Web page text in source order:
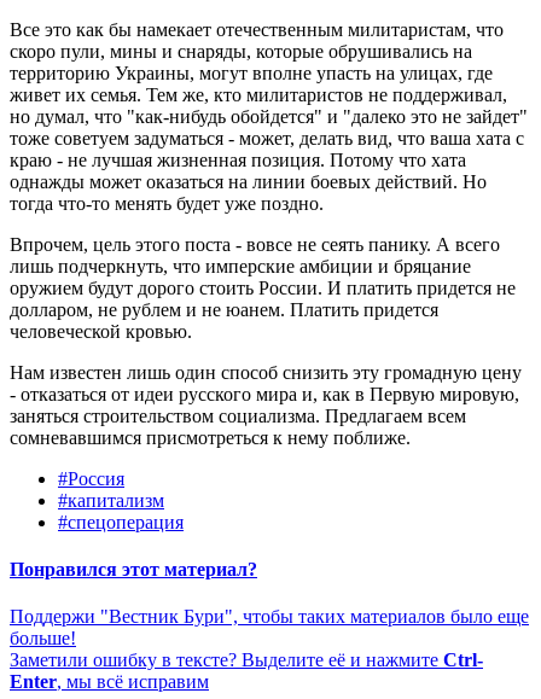
Все это как бы намекает отечественным милитаристам, что
скоро пули, мины и снаряды, которые обрушивались на
территорию Украины, могут вполне упасть на улицах, где
живет их семья. Тем же, кто милитаристов не поддерживал,
но думал, что "как-нибудь обойдется" и "далеко это не зайдет"
тоже советуем задуматься - может, делать вид, что ваша хата с
краю - не лучшая жизненная позиция. Потому что хата
однажды может оказаться на линии боевых действий. Но
тогда что-то менять будет уже поздно.
Впрочем, цель этого поста - вовсе не сеять панику. А всего
лишь подчеркнуть, что имперские амбиции и бряцание
оружием будут дорого стоить России. И платить придется не
долларом, не рублем и не юанем. Платить придется
человеческой кровью.
Нам известен лишь один способ снизить эту громадную цену
- отказаться от идеи русского мира и, как в Первую мировую,
заняться строительством социализма. Предлагаем всем
сомневавшимся присмотреться к нему поближе.
#Россия
#капитализм
#спецоперация
Понравился этот материал?
Поддержи "Вестник Бури", чтобы таких материалов было еще
больше!
Заметили ошибку в тексте? Выделите её и нажмите Ctrl-
Enter, мы всё исправим